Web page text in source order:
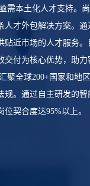
需本土化人才支持。
才外包解决方案。通
贴近市场的人才服务。
交付为核心优势，助力
聚全球200+国家和地
规。通过自主研发的智
契合度达95%以上。